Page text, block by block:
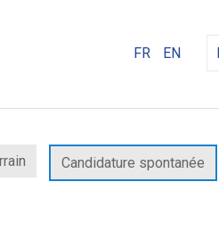
FR EN
Candidature spontanée